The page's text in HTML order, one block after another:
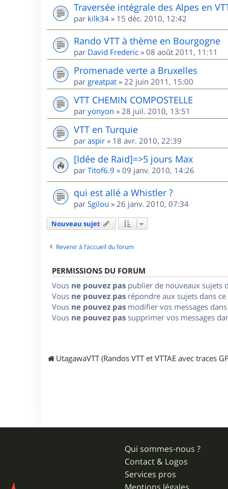
Traversée intégrale des Alpes en
par kilk34 » 15 déc. 2010, 12:42
Rando VTT à thème en Bourgogne
par David Frederic » 08 août 2011, 11:11
Promenade verte a Bruxelles
par greatpat » 22 juin 2011, 15:00
VTT CHEMIN COMPOSTELLE
par yonyon » 28 juil. 2010, 13:51
VTT en Turquie
par aspir » 18 avr. 2010, 22:39
[Idée de Raid]=>5 jours Max
par Titof6.9 » 09 janv. 2010, 14:26
qui est allé a Whistler ?
par Sgilou » 26 janv. 2010, 07:34
Nouveau sujet
Revenir à l’accueil du forum
PERMISSIONS DU FORUM
Vous ne pouvez pas publier de nouveaux sujets
Vous ne pouvez pas répondre aux sujets dans
Vous ne pouvez pas modifier vos messages
Vous ne pouvez pas supprimer vos messages
UtagawaVTT (Randos VTT et VTTAE avec traces
Qui sommes-nous ?
Contact & Logos
Services pros